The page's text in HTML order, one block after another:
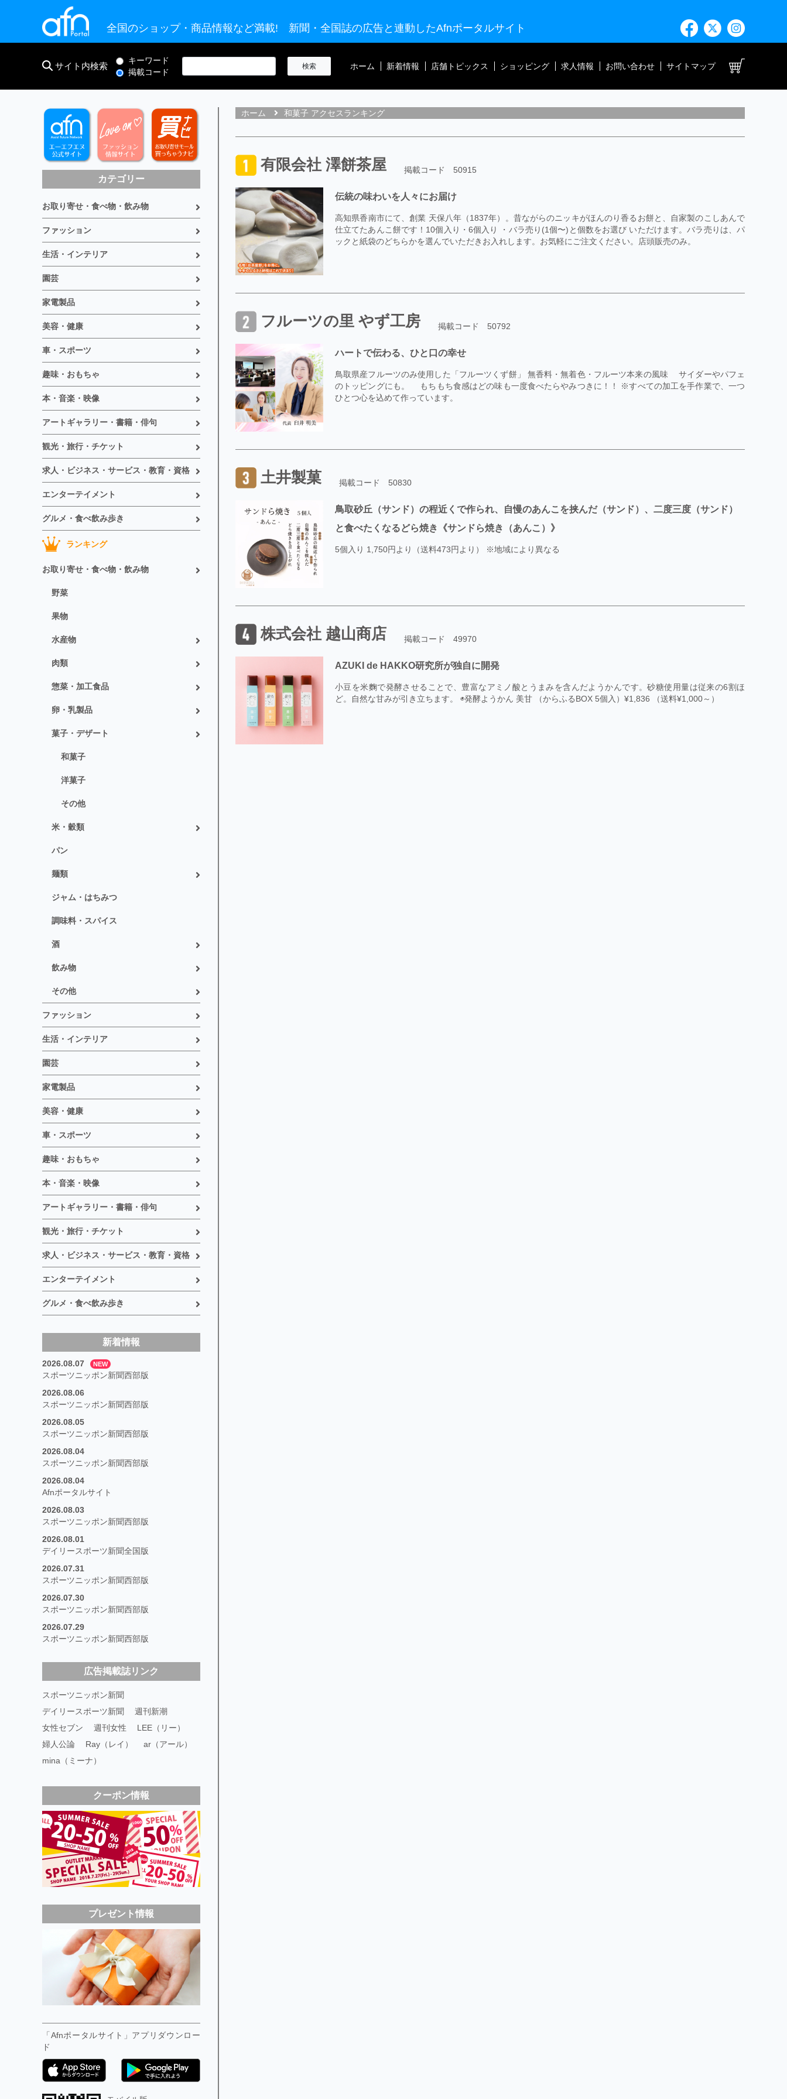
全国のショップ・商品情報など満載! 新聞・全国誌の広告と連動したAfnポータルサイト
サイト内検索
キーワード
掲載コード
ホーム 新着情報 店舗トピックス ショッピング 求人情報 お問い合わせ サイトマップ
カテゴリー
お取り寄せ・食べ物・飲み物
ファッション
生活・インテリア
園芸
家電製品
美容・健康
車・スポーツ
趣味・おもちゃ
本・音楽・映像
アートギャラリー・書籍・俳句
観光・旅行・チケット
求人・ビジネス・サービス・教育・資格
エンターテイメント
グルメ・食べ飲み歩き
ランキング
お取り寄せ・食べ物・飲み物
野菜
果物
水産物
肉類
惣菜・加工食品
卵・乳製品
菓子・デザート
和菓子
洋菓子
その他
米・穀類
パン
麺類
ジャム・はちみつ
調味料・スパイス
酒
飲み物
その他
ファッション
生活・インテリア
園芸
家電製品
美容・健康
車・スポーツ
趣味・おもちゃ
本・音楽・映像
アートギャラリー・書籍・俳句
観光・旅行・チケット
求人・ビジネス・サービス・教育・資格
エンターテイメント
グルメ・食べ飲み歩き
新着情報
2026.08.07 NEW
スポーツニッポン新聞西部版
2026.08.06
スポーツニッポン新聞西部版
2026.08.05
スポーツニッポン新聞西部版
2026.08.04
スポーツニッポン新聞西部版
2026.08.04
Afnポータルサイト
2026.08.03
スポーツニッポン新聞西部版
2026.08.01
デイリースポーツ新聞全国版
2026.07.31
スポーツニッポン新聞西部版
2026.07.30
スポーツニッポン新聞西部版
2026.07.29
スポーツニッポン新聞西部版
広告掲載誌リンク
スポーツニッポン新聞
デイリースポーツ新聞
週刊新潮
女性セブン
週刊女性
LEE（リー）
婦人公論
Ray（レイ）
ar（アール）
mina（ミーナ）
クーポン情報
プレゼント情報
「Afnポータルサイト」アプリダウンロー
ド
ホーム 和菓子 アクセスランキング
有限会社 澤餅茶屋 掲載コード 50915
伝統の味わいを人々にお届け
高知県香南市にて、創業 天保八年（1837年）。昔ながらのニッキがほんのり香るお餅と、自家製のこしあんで
仕立てたあんこ餅です！10個入り・6個入り ・バラ売り(1個〜)と個数をお選び いただけます。バラ売りは、パ
ックと紙袋のどちらかを選んでいただきお入れします。お気軽にご注文ください。店頭販売のみ。
フルーツの里 やず工房 掲載コード 50792
ハートで伝わる、ひと口の幸せ
鳥取県産フルーツのみ使用した「フルーツくず餅」 無香料・無着色・フルーツ本来の風味 サイダーやパフェ
のトッピングにも。 もちもち食感はどの味も一度食べたらやみつきに！！ ※すべての加工を手作業で、一つ
ひとつ心を込めて作っています。
土井製菓 掲載コード 50830
鳥取砂丘（サンド）の程近くで作られ、自慢のあんこを挟んだ（サンド）、二度三度（サンド）
と食べたくなるどら焼き《サンドら焼き（あんこ）》
5個入り 1,750円より（送料473円より） ※地域により異なる
株式会社 越山商店 掲載コード 49970
AZUKI de HAKKO研究所が独自に開発
小豆を米麴で発酵させることで、豊富なアミノ酸とうまみを含んだようかんです。砂糖使用量は従来の6割ほ
ど。自然な甘みが引き立ちます。 ◉発酵ようかん 美甘 （からふるBOX 5個入）¥1,836 （送料¥1,000～）